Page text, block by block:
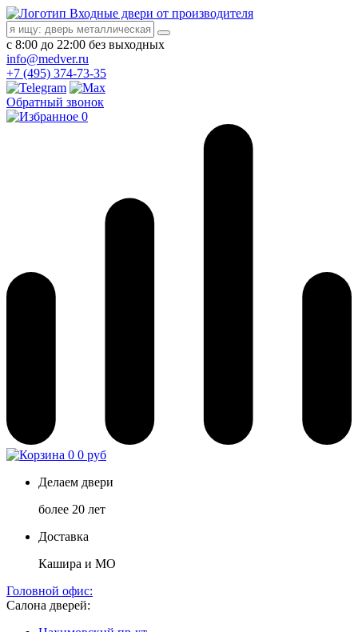
Входные двери от производителя
с 8:00 до 22:00 без выходных
info@medver.ru
+7 (495) 374-73-35
Обратный звонок
0
0 0 руб
Делаем двери
более 20 лет
Доставка
Кашира и МО
Головной офис:
Салона дверей: